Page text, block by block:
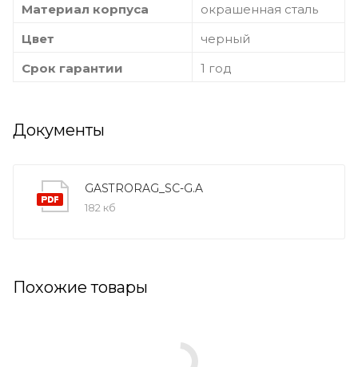
Материал корпуса
окрашенная сталь
Цвет
черный
Срок гарантии
1 год
Документы
GASTRORAG_SC-G.A
182 кб
Похожие товары